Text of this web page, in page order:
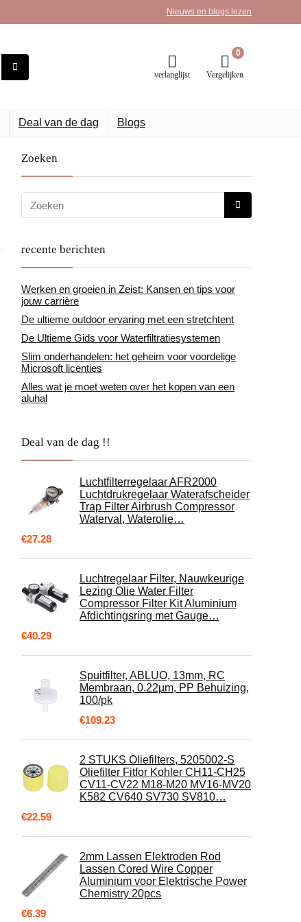
Nieuws en blogs lezen
verlanglijst
0
Vergelijken
Deal van de dag Blogs
Zoeken
recente berichten
Werken en groeien in Zeist: Kansen en tips voor
jouw carrière
De ultieme outdoor ervaring met een stretchtent
De Ultieme Gids voor Waterfiltratiesystemen
Slim onderhandelen: het geheim voor voordelige
Microsoft licenties
Alles wat je moet weten over het kopen van een
aluhal
Deal van de dag !!
Luchtfilterregelaar AFR2000
Luchtdrukregelaar Waterafscheider
Trap Filter Airbrush Compressor
Waterval, Waterolie…
€27.28
Luchtregelaar Filter, Nauwkeurige
Lezing Olie Water Filter
Compressor Filter Kit Aluminium
Afdichtingsring met Gauge…
€40.29
Spuitfilter, ABLUO, 13mm, RC
Membraan, 0.22µm, PP Behuizing,
100/pk
€109.23
2 STUKS Oliefilters, 5205002-S
Oliefilter Fitfor Kohler CH11-CH25
CV11-CV22 M18-M20 MV16-MV20
K582 CV640 SV730 SV810…
€22.59
2mm Lassen Elektroden Rod
Lassen Cored Wire Copper
Aluminium voor Elektrische Power
Chemistry 20pcs
€6.39